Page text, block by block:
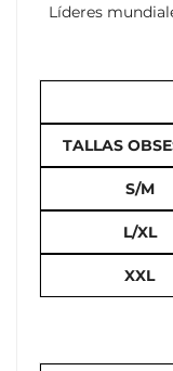
Líderes
TALLAS
S/M
L/XL
XXL